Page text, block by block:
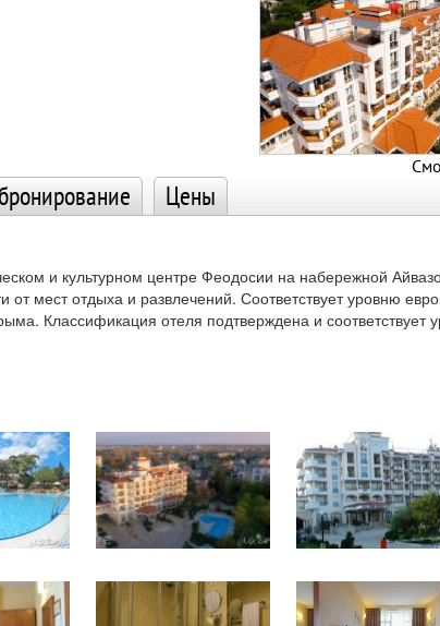
Цены
и культурном центре Феодосии на набережной
от мест отдыха и развлечений. Соответствует уровню
Классификация отеля подтверждена и соответствует